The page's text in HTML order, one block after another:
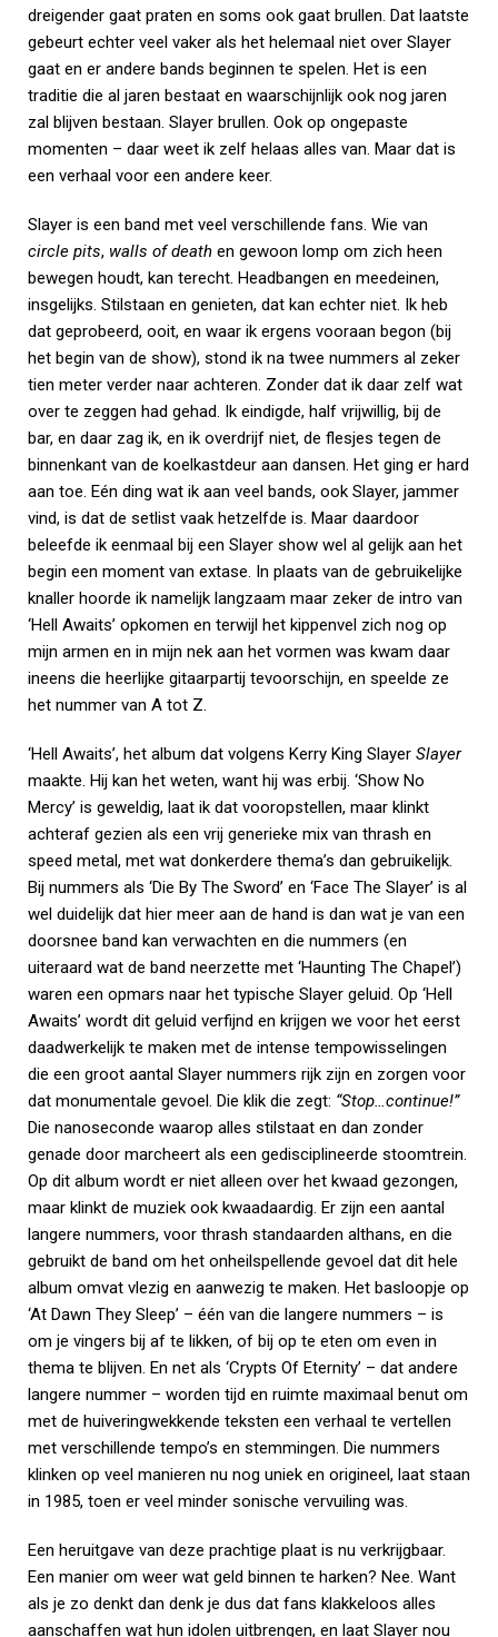
dreigender gaat praten en soms ook gaat brullen. Dat laatste
gebeurt echter veel vaker als het helemaal niet over Slayer
gaat en er andere bands beginnen te spelen. Het is een
traditie die al jaren bestaat en waarschijnlijk ook nog jaren
zal blijven bestaan. Slayer brullen. Ook op ongepaste
momenten – daar weet ik zelf helaas alles van. Maar dat is
een verhaal voor een andere keer.
Slayer is een band met veel verschillende fans. Wie van
circle pits, walls of death en gewoon lomp om zich heen
bewegen houdt, kan terecht. Headbangen en meedeinen,
insgelijks. Stilstaan en genieten, dat kan echter niet. Ik heb
dat geprobeerd, ooit, en waar ik ergens vooraan begon (bij
het begin van de show), stond ik na twee nummers al zeker
tien meter verder naar achteren. Zonder dat ik daar zelf wat
over te zeggen had gehad. Ik eindigde, half vrijwillig, bij de
bar, en daar zag ik, en ik overdrijf niet, de flesjes tegen de
binnenkant van de koelkastdeur aan dansen. Het ging er hard
aan toe. Eén ding wat ik aan veel bands, ook Slayer, jammer
vind, is dat de setlist vaak hetzelfde is. Maar daardoor
beleefde ik eenmaal bij een Slayer show wel al gelijk aan het
begin een moment van extase. In plaats van de gebruikelijke
knaller hoorde ik namelijk langzaam maar zeker de intro van
‘Hell Awaits’ opkomen en terwijl het kippenvel zich nog op
mijn armen en in mijn nek aan het vormen was kwam daar
ineens die heerlijke gitaarpartij tevoorschijn, en speelde ze
het nummer van A tot Z.
‘Hell Awaits’, het album dat volgens Kerry King Slayer Slayer
maakte. Hij kan het weten, want hij was erbij. ‘Show No
Mercy’ is geweldig, laat ik dat vooropstellen, maar klinkt
achteraf gezien als een vrij generieke mix van thrash en
speed metal, met wat donkerdere thema’s dan gebruikelijk.
Bij nummers als ‘Die By The Sword’ en ‘Face The Slayer’ is al
wel duidelijk dat hier meer aan de hand is dan wat je van een
doorsnee band kan verwachten en die nummers (en
uiteraard wat de band neerzette met ‘Haunting The Chapel’)
waren een opmars naar het typische Slayer geluid. Op ‘Hell
Awaits’ wordt dit geluid verfijnd en krijgen we voor het eerst
daadwerkelijk te maken met de intense tempowisselingen
die een groot aantal Slayer nummers rijk zijn en zorgen voor
dat monumentale gevoel. Die klik die zegt: “Stop…continue!”
Die nanoseconde waarop alles stilstaat en dan zonder
genade door marcheert als een gedisciplineerde stoomtrein.
Op dit album wordt er niet alleen over het kwaad gezongen,
maar klinkt de muziek ook kwaadaardig. Er zijn een aantal
langere nummers, voor thrash standaarden althans, en die
gebruikt de band om het onheilspellende gevoel dat dit hele
album omvat vlezig en aanwezig te maken. Het basloopje op
‘At Dawn They Sleep’ – één van die langere nummers – is
om je vingers bij af te likken, of bij op te eten om even in
thema te blijven. En net als ‘Crypts Of Eternity’ – dat andere
langere nummer – worden tijd en ruimte maximaal benut om
met de huiveringwekkende teksten een verhaal te vertellen
met verschillende tempo’s en stemmingen. Die nummers
klinken op veel manieren nu nog uniek en origineel, laat staan
in 1985, toen er veel minder sonische vervuiling was.
Een heruitgave van deze prachtige plaat is nu verkrijgbaar.
Een manier om weer wat geld binnen te harken? Nee. Want
als je zo denkt dan denk je dus dat fans klakkeloos alles
aanschaffen wat hun idolen uitbrengen, en laat Slayer nou